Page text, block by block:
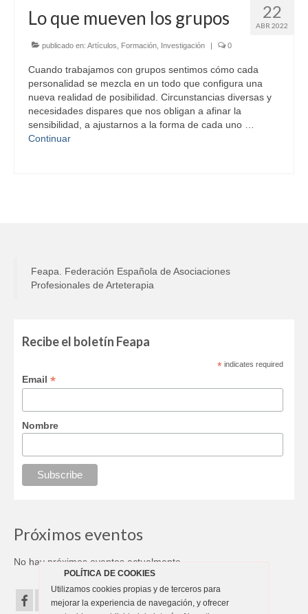
22
ABR 2022
Lo que mueven los grupos
publicado en: Artículos Formación Investigación | 0
Cuando trabajamos con grupos sentimos cómo cada
personalidad se mezcla en un todo que configura una
nueva realidad de posibilidad. Circunstancias diversas y
necesidades dispares que nos obligan a afinar la
sensibilidad, a ajustarnos a la forma de cada uno …
Continuar
Feapa. Federación Española de Asociaciones
Profesionales de Arteterapia
Recibe el boletín Feapa
* indicates required
Email*
Nombre
Próximos eventos
No hay próximos eventos actualmente.
POLÍTICA DE COOKIES
Utilizamos cookies propias y de terceros para
mejorar la experiencia de navegación, y ofrecer